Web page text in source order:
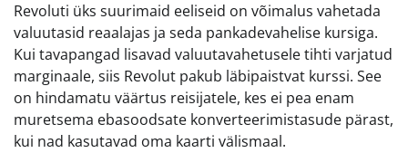
Revoluti üks suurimaid eeliseid on võimalus vahetada
valuutasid reaalajas ja seda pankadevahelise kursiga.
Kui tavapangad lisavad valuutavahetusele tihti varjatud
marginaale, siis Revolut pakub läbipaistvat kurssi. See
on hindamatu väärtus reisijatele, kes ei pea enam
muretsema ebasoodsate konverteerimistasude pärast,
kui nad kasutavad oma kaarti välismaal.